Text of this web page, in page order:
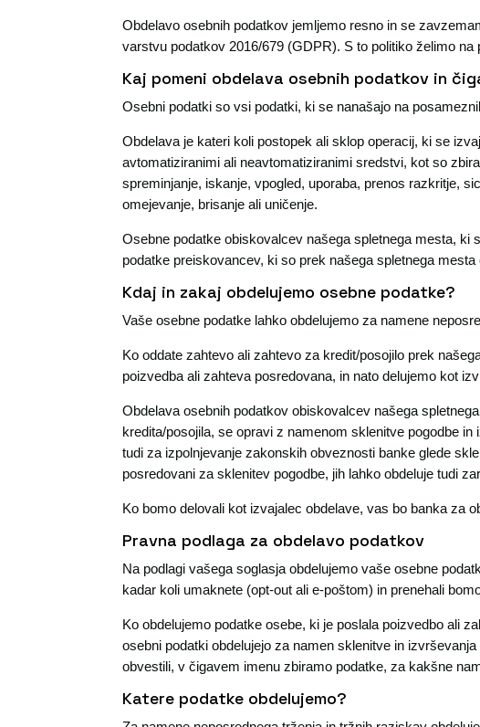
Obdelavo osebnih podatkov jemljemo resno in se
varstvu podatkov 2016/679 (GDPR). S to politiko želimo
Kaj pomeni obdelava osebnih podatkov in
Osebni podatki so vsi podatki, ki se nanašajo na
Obdelava je kateri koli postopek ali sklop operacij, ki se
avtomatiziranimi ali neavtomatiziranimi sredstvi, kot so
spreminjanje, iskanje, vpogled, uporaba, prenos razkritje,
omejevanje, brisanje ali uničenje.
Osebne podatke obiskovalcev našega spletnega mesta, ki
podatke preiskovancev, ki so prek našega spletnega
Kdaj in zakaj obdelujemo osebne podatke?
Vaše osebne podatke lahko obdelujemo za namene
Ko oddate zahtevo ali zahtevo za kredit/posojilo prek
poizvedba ali zahteva posredovana, in nato delujemo kot
Obdelava osebnih podatkov obiskovalcev našega
kredita/posojila, se opravi z namenom sklenitve pogodbe
tudi za izpolnjevanje zakonskih obveznosti banke glede
posredovani za sklenitev pogodbe, jih lahko obdeluje tudi
Ko bomo delovali kot izvajalec obdelave, vas bo banka za
Pravna podlaga za obdelavo podatkov
Na podlagi vašega soglasja obdelujemo vaše osebne
kadar koli umaknete (opt-out ali e-poštom) in prenehali
Ko obdelujemo podatke osebe, ki je poslala poizvedbo ali
osebni podatki obdelujejo za namen sklenitve in
obvestili, v čigavem imenu zbiramo podatke, za kakšne
Katere podatke obdelujemo?